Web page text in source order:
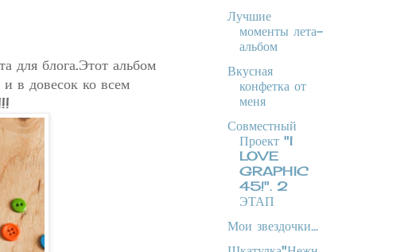
блога.Этот альбом
в довесок ко всем
Лучшие
моменты лета-
альбом
Вкусная
конфетка от
меня
Совместный
Проект "I
LOVE
GRAPHIC
45!". 2
ЭТАП
Мои звездочки...